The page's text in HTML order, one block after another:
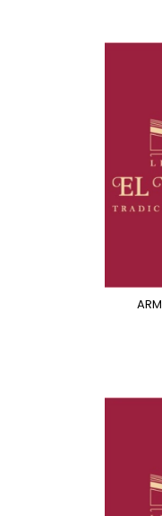
ARMAR Y JUGAR -